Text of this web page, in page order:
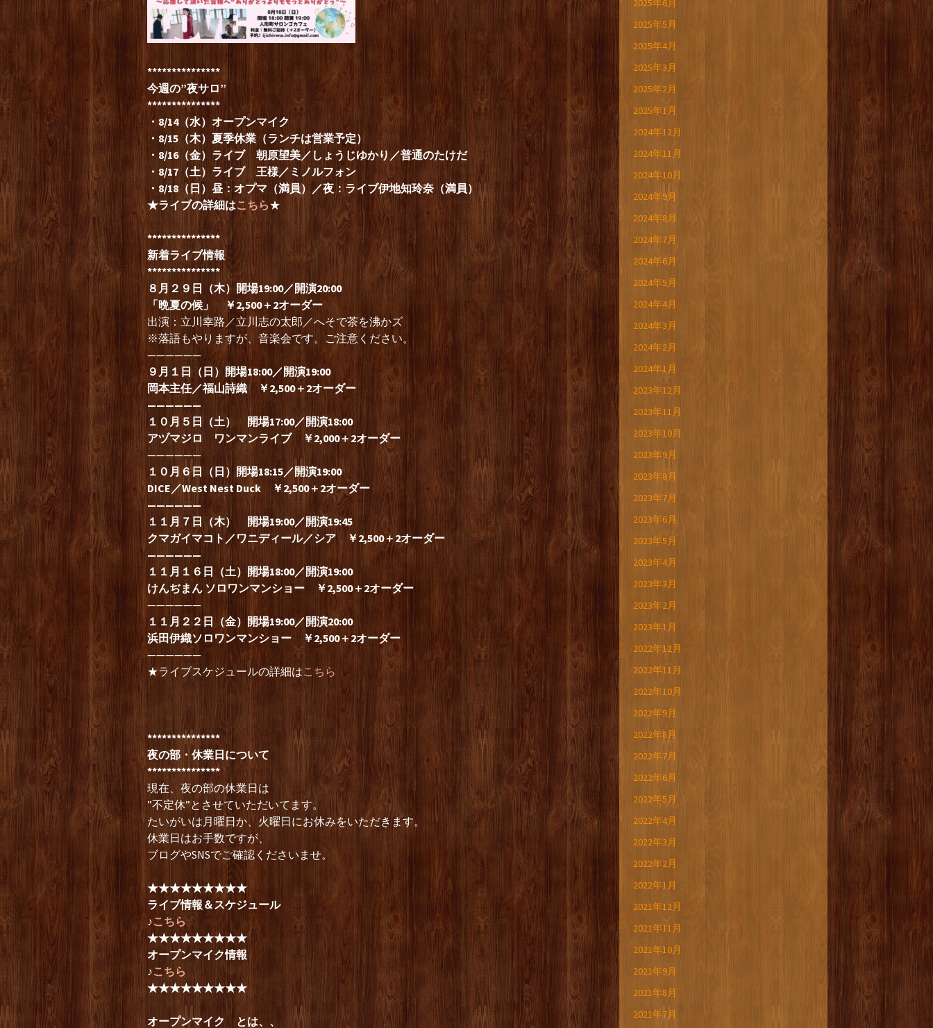
***************
今週の”夜サロ”
***************
・8/14（水）オープンマイク
・8/15（木）夏季休業（ランチは営業予定）
・8/16（金）ライブ 朝原望美／しょうじゆかり／普通のたけだ
・8/17（土）ライブ 王様／ミノルフォン
・8/18（日）昼：オプマ（満員）／夜：ライブ伊地知玲奈（満員）
★ライブの詳細はこちら★
***************
新着ライブ情報
***************
８月２９日（木）開場19:00／開演20:00
「晩夏の候」 ￥2,500＋2オーダー
出演：立川幸路／立川志の太郎／へそで茶を沸かズ
※落語もやりますが、音楽会です。ご注意ください。
——————
９月１日（日）開場18:00／開演19:00
岡本主任／福山詩織 ￥2,500＋2オーダー
——————
１０月５日（土） 開場17:00／開演18:00
アヅマジロ ワンマンライブ ￥2,000＋2オーダー
——————
１０月６日（日）開場18:15／開演19:00
DICE／West Nest Duck ￥2,500＋2オーダー
——————
１１月７日（木） 開場19:00／開演19:45
クマガイマコト／ワニディール／シア ￥2,500＋2オーダー
——————
１１月１６日（土）開場18:00／開演19:00
けんぢまん ソロワンマンショー ￥2,500＋2オーダー
——————
１１月２２日（金）開場19:00／開演20:00
浜田伊織ソロワンマンショー ￥2,500＋2オーダー
——————
★ライブスケジュールの詳細はこちら
***************
夜の部・休業日について
***************
現在、夜の部の休業日は
”不定休”とさせていただいてます。
たいがいは月曜日か、火曜日にお休みをいただきます。
休業日はお手数ですが、
ブログやSNSでご確認くださいませ。
★★★★★★★★★
ライブ情報＆スケジュール
♪こちら
★★★★★★★★★
オープンマイク情報
♪こちら
★★★★★★★★★
オープンマイク とは、、
2025年6月
2025年5月
2025年4月
2025年3月
2025年2月
2025年1月
2024年12月
2024年11月
2024年10月
2024年9月
2024年8月
2024年7月
2024年6月
2024年5月
2024年4月
2024年3月
2024年2月
2024年1月
2023年12月
2023年11月
2023年10月
2023年9月
2023年8月
2023年7月
2023年6月
2023年5月
2023年4月
2023年3月
2023年2月
2023年1月
2022年12月
2022年11月
2022年10月
2022年9月
2022年8月
2022年7月
2022年6月
2022年5月
2022年4月
2022年3月
2022年2月
2022年1月
2021年12月
2021年11月
2021年10月
2021年9月
2021年8月
2021年7月